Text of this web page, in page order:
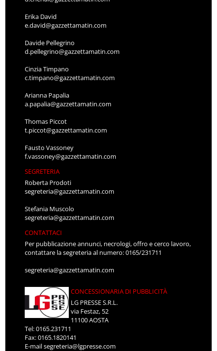
Erika David
e.david@gazzettamatin.com
Davide Pellegrino
d.pellegrino@gazzettamatin.com
Cinzia Timpano
c.timpano@gazzettamatin.com
Arianna Papalia
a.papalia@gazzettamatin.com
Thomas Piccot
t.piccot@gazzettamatin.com
Fausto Vassoney
f.vassoney@gazzettamatin.com
SEGRETERIA
Roberta Prodoti
segreteria@gazzettamatin.com
Stefania Muscolo
segreteria@gazzettamatin.com
CONTATTACI
Per pubblicazione annunci, necrologi, offro e cerco lavoro,
contattare la segreteria al numero: 0165/231711
segreteria@gazzettamatin.com
CONCESSIONARIA DI PUBBLICITÀ
LG PRESSE S.R.L.
via Festaz, 52
11100 AOSTA
Tel: 0165.231711
Fax: 0165.1820141
E-mailsegreteria@lgpresse.com